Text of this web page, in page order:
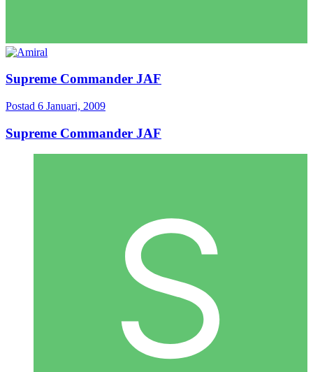
Supreme Commander JAF
Postad 6 Januari, 2009
Supreme Commander JAF